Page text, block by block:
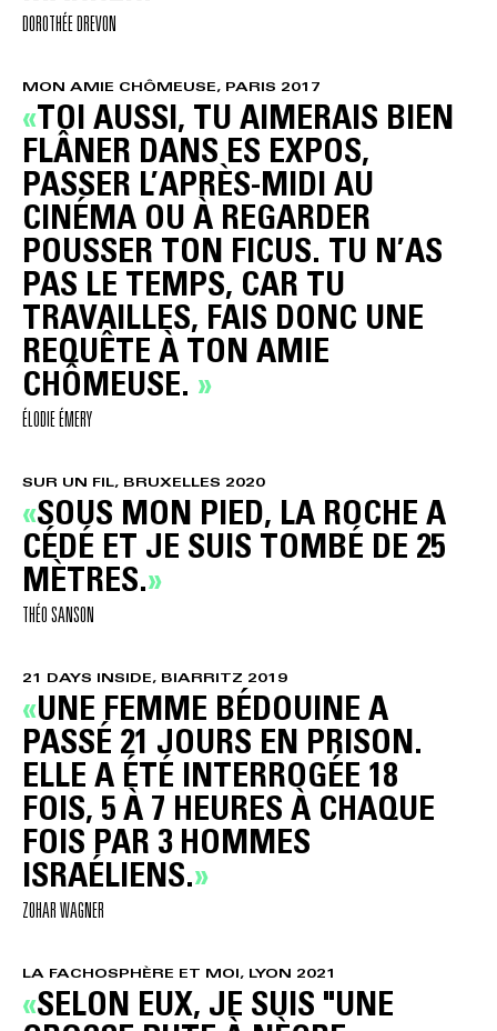
DOROTHÉE DREVON
MON AMIE CHÔMEUSE, PARIS 2017
TOI AUSSI, TU AIMERAIS BIEN
FLÂNER DANS ES EXPOS,
PASSER L’APRÈS-MIDI AU
CINÉMA OU À REGARDER
POUSSER TON FICUS. TU N’AS
PAS LE TEMPS, CAR TU
TRAVAILLES, FAIS DONC UNE
REQUÊTE À TON AMIE
CHÔMEUSE.
ÉLODIE ÉMERY
SUR UN FIL, BRUXELLES 2020
SOUS MON PIED, LA ROCHE A
CÉDÉ ET JE SUIS TOMBÉ DE 25
MÈTRES.
THÉO SANSON
21 DAYS INSIDE, BIARRITZ 2019
UNE FEMME BÉDOUINE A
PASSÉ 21 JOURS EN PRISON.
ELLE A ÉTÉ INTERROGÉE 18
FOIS, 5 À 7 HEURES À CHAQUE
FOIS PAR 3 HOMMES
ISRAÉLIENS.
ZOHAR WAGNER
LA FACHOSPHÈRE ET MOI, LYON 2021
SELON EUX, JE SUIS "UNE